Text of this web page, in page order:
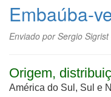
Embaúba-
Enviado porSergio Sigrist
Origem,
América do Sul, Sul e